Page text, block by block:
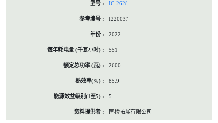
IC-2628
I220037
2022
551
2600
85.9
5
匡桥拓展有限公司